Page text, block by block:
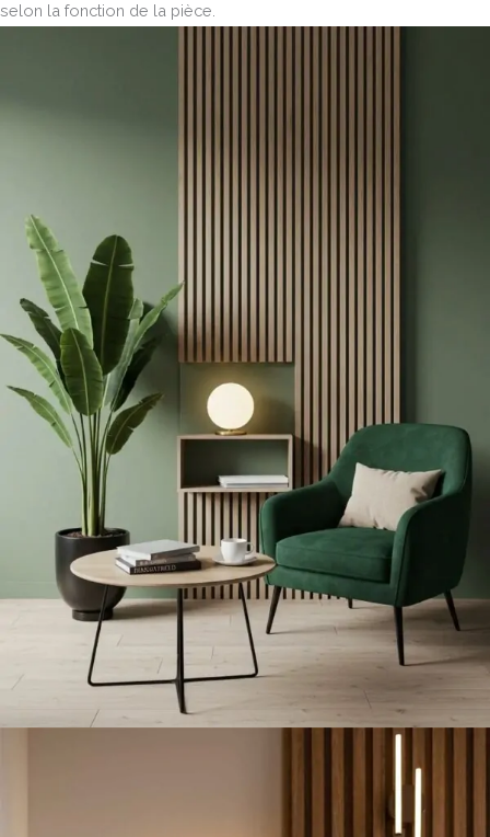
selon la fonction de la pièce.